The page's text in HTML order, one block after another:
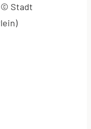
© Stadt